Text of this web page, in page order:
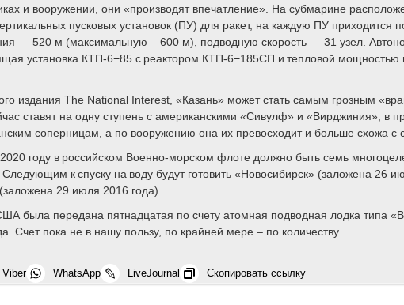
и вооружении, они «производят впечатление». На субмарине
пусковых установок (ПУ) для ракет, на каждую ПУ
— 520 м (максимальную – 600 м), подводную скорость — 31 узел.
установка КТП-6−85 с реактором КТП-6−185СП и тепловой
издания The National Interest, «Казань» может стать самым грозным
ставят на одну ступень с американскими «Сивулф» и «Вирджиния», в
соперницам, а по вооружению она их превосходит и больше схожа
году в российском Военно-морском флоте должно быть семь
к спуску на воду будут готовить «Новосибирск» (заложена 26
29 июля 2016 года).
была передана пятнадцатая по счету атомная подводная лодка
Счет пока не в нашу пользу, по крайней мере – по количеству.
Viber WhatsApp LiveJournal Скопировать ссылку